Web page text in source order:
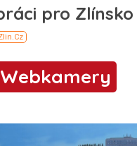
Webkamery